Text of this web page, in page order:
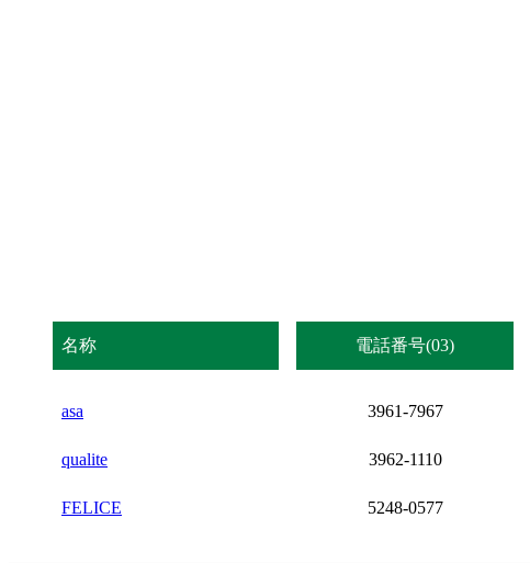
名称 電話番号(03)
asa 3961-7967
qualite 3962-1110
FELICE 5248-0577